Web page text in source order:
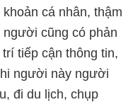
cá nhân, thậm
cũng có phản
tiếp cận thông tin,
người này người
đi du lịch, chụp